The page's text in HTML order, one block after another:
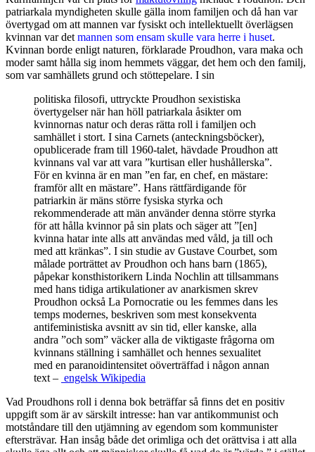
patriarkala myndigheten skulle gälla inom familjen och då han var
övertygad om att mannen var fysiskt och intellektuellt överlägsen
kvinnan var det mannen som ensam skulle vara herre i huset.
Kvinnan borde enligt naturen, förklarade Proudhon, vara maka och
moder samt hålla sig inom hemmets väggar, det hem och den familj,
som var samhällets grund och stöttepelare. I sin
politiska filosofi, uttryckte Proudhon sexistiska
övertygelser när han höll patriarkala åsikter om
kvinnornas natur och deras rätta roll i familjen och
samhället i stort. I sina Carnets (anteckningsböcker),
opublicerade fram till 1960-talet, hävdade Proudhon att
kvinnans val var att vara ”kurtisan eller hushållerska”.
För en kvinna är en man ”en far, en chef, en mästare:
framför allt en mästare”. Hans rättfärdigande för
patriarkin är mäns större fysiska styrka och
rekommenderade att män använder denna större styrka
för att hålla kvinnor på sin plats och säger att ”[en]
kvinna hatar inte alls att användas med våld, ja till och
med att kränkas”. I sin studie av Gustave Courbet, som
målade porträttet av Proudhon och hans barn (1865),
påpekar konsthistorikern Linda Nochlin att tillsammans
med hans tidiga artikulationer av anarkismen skrev
Proudhon också La Pornocratie ou les femmes dans les
temps modernes, beskriven som mest konsekventa
antifeministiska avsnitt av sin tid, eller kanske, alla
andra ”och som” väcker alla de viktigaste frågorna om
kvinnans ställning i samhället och hennes sexualitet
med en paranoidintensitet oöverträffad i någon annan
text – engelsk Wikipedia
Vad Proudhons roll i denna bok beträffar så finns det en positiv
uppgift som är av särskilt intresse: han var antikommunist och
motståndare till den utjämning av egendom som kommunister
eftersträvar. Han insåg både det orimliga och det orättvisa i att alla